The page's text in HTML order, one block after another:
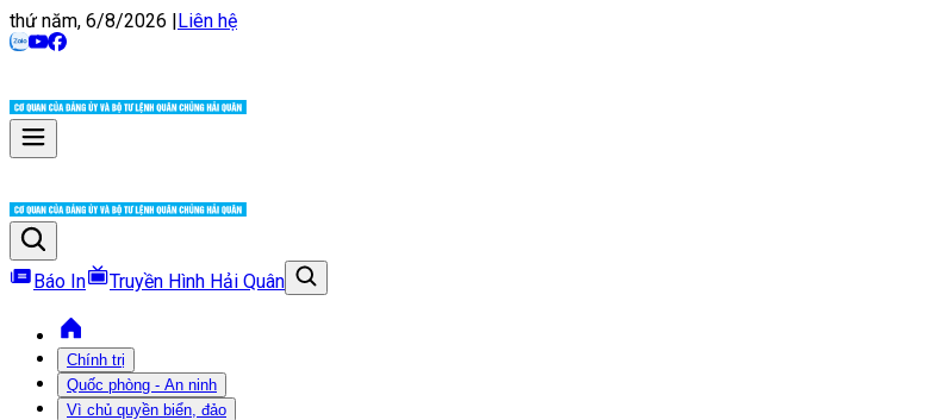
thứ năm, 6/8/2026 |Liên hệ
Báo In Truyền Hình Hải Quân
Chính trị
Quốc phòng - An ninh
Vì chủ quyền biển, đảo